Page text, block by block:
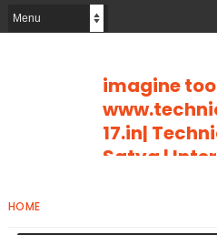
imagine
17.in|
Satya |
HOME